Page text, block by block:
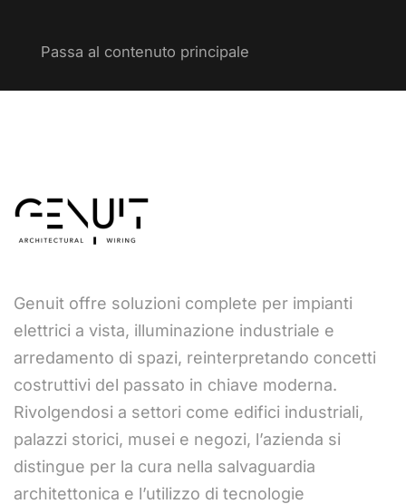
Passa al contenuto principale
Genuit offre soluzioni complete per impianti
elettrici a vista, illuminazione industriale e
arredamento di spazi, reinterpretando concetti
costruttivi del passato in chiave moderna.
Rivolgendosi a settori come edifici industriali,
palazzi storici, musei e negozi, l’azienda si
distingue per la cura nella salvaguardia
architettonica e l’utilizzo di tecnologie